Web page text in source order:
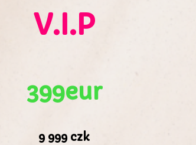
V.I.P
399eur
9 999 czk